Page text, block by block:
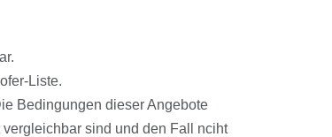
Liste.
Bedingungen dieser Angebote
sind und den Fall nciht